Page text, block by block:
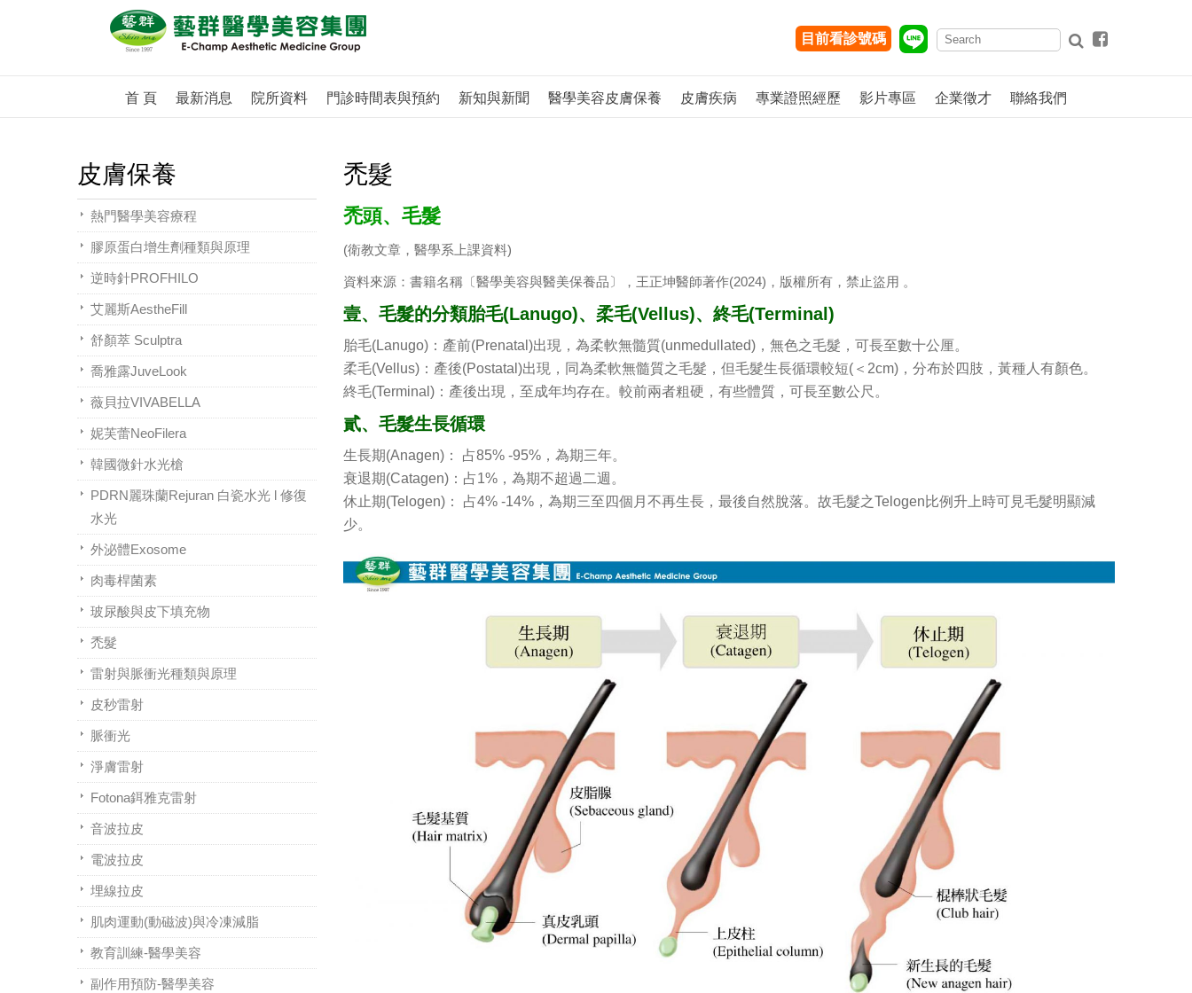
目前看診號碼
首 頁 最新消息 院所資料 門診時間表與預約 新知與新聞 醫學美容皮膚保養 皮膚疾病 專業證照經歷 影片專區 企業徵才 聯絡我們
禿髮
禿頭、毛髮
(衛教文章，醫學系上課資料)
資料來源：書籍名稱〔醫學美容與醫美保養品〕，王正坤醫師著作(2024)，版權所有，禁止盜用 。
壹、毛髮的分類胎毛(Lanugo)、柔毛(Vellus)、終毛(Terminal)
胎毛(Lanugo)：產前(Prenatal)出現，為柔軟無髓質(unmedullated)，無色之毛髮，可長至數十公厘。
柔毛(Vellus)：產後(Postatal)出現，同為柔軟無髓質之毛髮，但毛髮生長循環較短(＜2cm)，分布於四肢，黃種人有顏色。
終毛(Terminal)：產後出現，至成年均存在。較前兩者粗硬，有些體質，可長至數公尺。
貳、毛髮生長循環
生長期(Anagen)： 占85% -95%，為期三年。
衰退期(Catagen)：占1%，為期不超過二週。
休止期(Telogen)： 占4% -14%，為期三至四個月不再生長，最後自然脫落。故毛髮之Telogen比例升上時可見毛髮明顯減
少。
皮膚保養
熱門醫學美容療程
膠原蛋白增生劑種類與原理
逆時針PROFHILO
艾麗斯AestheFill
舒顏萃 Sculptra
喬雅露JuveLook
薇貝拉VIVABELLA
妮芙蕾NeoFilera
韓國微針水光槍
PDRN麗珠蘭Rejuran 白瓷水光 l 修復
水光
外泌體Exosome
肉毒桿菌素
玻尿酸與皮下填充物
禿髮
雷射與脈衝光種類與原理
皮秒雷射
脈衝光
淨膚雷射
Fotona鉺雅克雷射
音波拉皮
電波拉皮
埋線拉皮
肌肉運動(動磁波)與冷凍減脂
教育訓練-醫學美容
副作用預防-醫學美容